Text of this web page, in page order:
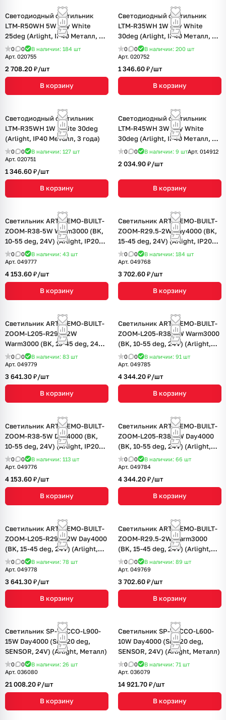
Светодиодный светильник
LTM-R50WH 5W Day White
25deg (Arlight, IP40 Металл, 3
года)
0 0 В наличии: 184 шт
Арт. 020755
2 708.20 ₽/шт
В корзину
Светодиодный светильник
LTM-R35WH 1W Day White
30deg (Arlight, IP40 Металл, 3
года)
0 0 В наличии: 200 шт
Арт. 020752
1 346.60 ₽/шт
В корзину
Светодиодный светильник
LTM-R35WH 1W White 30deg
(Arlight, IP40 Металл, 3 года)
0 0 В наличии: 127 шт
Арт. 020751
1 346.60 ₽/шт
В корзину
Светодиодный светильник
LTM-R45WH 3W Day White
30deg (Arlight, IP40 Металл, 3
года)
0 0 В наличии: 9 штАрт. 014912
2 034.90 ₽/шт
В корзину
Светильник ART-NEMO-BUILT-
ZOOM-R38-5W Warm3000 (BK,
10-55 deg, 24V) (Arlight, IP20
Металл, 5 лет)
0 0 В наличии: 43 шт
Арт. 049777
4 153.60 ₽/шт
В корзину
Светильник ART-NEMO-BUILT-
ZOOM-R29.5-2W Day4000 (BK,
15-45 deg, 24V) (Arlight, IP20
Металл, 5 лет)
0 0 В наличии: 184 шт
Арт. 049768
3 702.60 ₽/шт
В корзину
Светильник ART-NEMO-BUILT-
ZOOM-L205-R29.5-2W
Warm3000 (BK, 15-45 deg, 24V)
(Arlight, IP20 Металл, 5 лет)
0 0 В наличии: 83 шт
Арт. 049779
3 641.30 ₽/шт
В корзину
Светильник ART-NEMO-BUILT-
ZOOM-L205-R38-5W Warm3000
(BK, 10-55 deg, 24V) (Arlight,
IP20 Металл, 5 лет)
0 0 В наличии: 91 шт
Арт. 049785
4 344.20 ₽/шт
В корзину
Светильник ART-NEMO-BUILT-
ZOOM-R38-5W Day4000 (BK,
10-55 deg, 24V) (Arlight, IP20
Металл, 5 лет)
0 0 В наличии: 113 шт
Арт. 049776
4 153.60 ₽/шт
В корзину
Светильник ART-NEMO-BUILT-
ZOOM-L205-R38-5W Day4000
(BK, 10-55 deg, 24V) (Arlight,
IP20 Металл, 5 лет)
0 0 В наличии: 66 шт
Арт. 049784
4 344.20 ₽/шт
В корзину
Светильник ART-NEMO-BUILT-
ZOOM-L205-R29.5-2W Day4000
(BK, 15-45 deg, 24V) (Arlight,
IP20 Металл, 5 лет)
0 0 В наличии: 78 шт
Арт. 049778
3 641.30 ₽/шт
В корзину
Светильник ART-NEMO-BUILT-
ZOOM-R29.5-2W Warm3000
(BK, 15-45 deg, 24V) (Arlight,
IP20 Металл, 5 лет)
0 0 В наличии: 89 шт
Арт. 049769
3 702.60 ₽/шт
В корзину
Светильник SP-TOCCO-L900-
15W Day4000 (SL, 120 deg,
SENSOR, 24V) (Arlight, Металл)
0 0 В наличии: 26 шт
Арт. 036080
21 008.20 ₽/шт
В корзину
Светильник SP-TOCCO-L600-
10W Day4000 (SL, 120 deg,
SENSOR, 24V) (Arlight, Металл)
0 0 В наличии: 71 шт
Арт. 036079
14 921.70 ₽/шт
В корзину